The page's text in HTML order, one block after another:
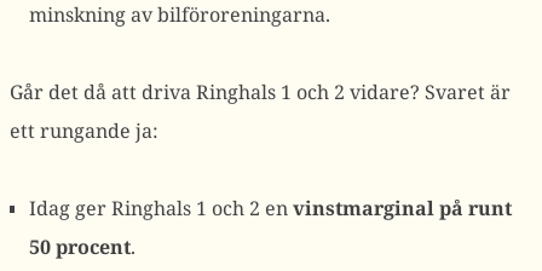
minskning av bilföroreningarna.
Går det då att driva Ringhals 1 och 2 vidare? Svaret är
ett rungande ja:
Idag ger Ringhals 1 och 2 envinstmarginal på runt
50 procent.